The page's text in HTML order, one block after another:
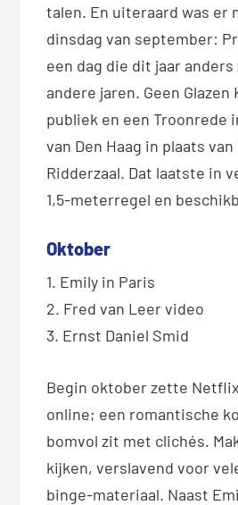
talen. En uiteraard was er
dinsdag van september:
een dag die dit jaar anders
andere jaren. Geen Glazen
publiek en een Troonrede
van Den Haag in plaats van
Ridderzaal. Dat laatste in
1,5-meterregel en
Oktober
1. Emily in Paris
2. Fred van Leer video
3. Ernst Daniel Smid
Begin oktober zette
online; een romantische
bomvol zit met clichés.
kijken, verslavend voor
binge-materiaal. Naast